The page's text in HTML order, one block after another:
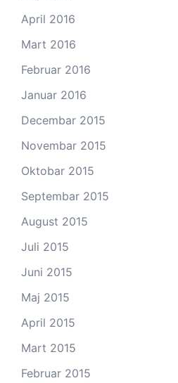
April 2016
Mart 2016
Februar 2016
Januar 2016
Decembar 2015
Novembar 2015
Oktobar 2015
Septembar 2015
August 2015
Juli 2015
Juni 2015
Maj 2015
April 2015
Mart 2015
Februar 2015